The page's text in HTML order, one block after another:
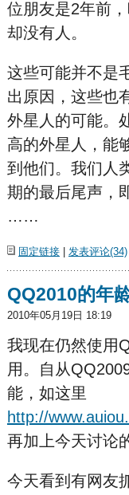
位朋友是2年前
却没有人。
这些可能并不是
出原因，这些也
外星人的可能。
高的外星人，能
到他们。我们人
期的最后尾声，
……
固定链接| 发表评论(34)
QQ2010的年
2010年05月19日 18:19
我现在仍然使用
用。自从
能，如这里
http://
再加上今天讨论
今天看到有网友